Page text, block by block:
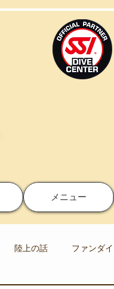
メニュー
陸上の話 ファンダ